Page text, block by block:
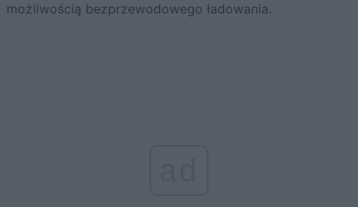
możliwością bezprzewodowego ładowania.